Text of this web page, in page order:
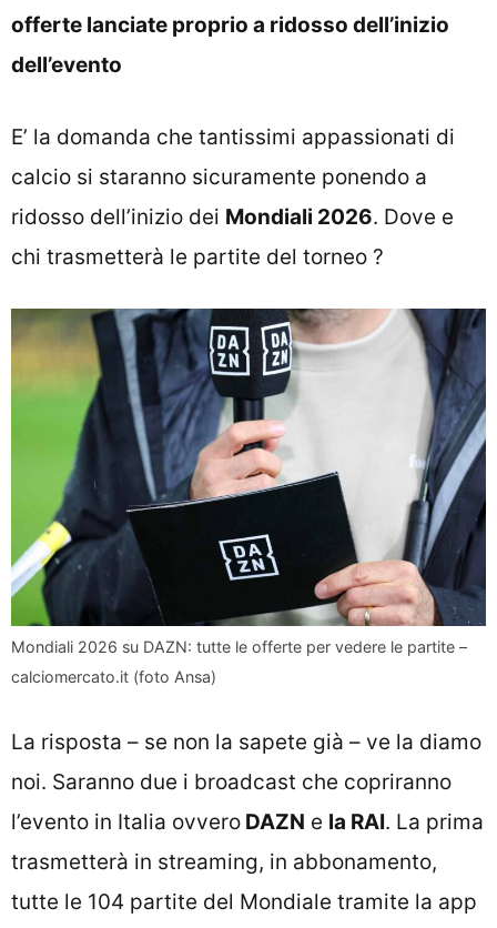
offerte lanciate proprio a ridosso dell’inizio
dell’evento
E’ la domanda che tantissimi appassionati di
calcio si staranno sicuramente ponendo a
ridosso dell’inizio dei Mondiali 2026. Dove e
chi trasmetterà le partite del torneo ?
Mondiali 2026 su DAZN: tutte le offerte per vedere le partite –
calciomercato.it (foto Ansa)
La risposta – se non la sapete già – ve la diamo
noi. Saranno due i broadcast che copriranno
l’evento in Italia ovvero DAZN e la RAI. La prima
trasmetterà in streaming, in abbonamento,
tutte le 104 partite del Mondiale tramite la app